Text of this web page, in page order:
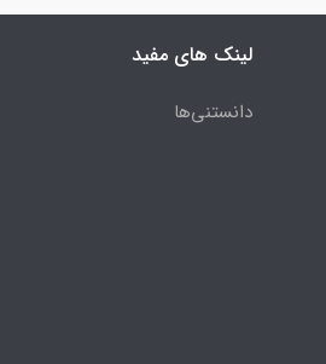
لینک های مفید
دانستنی‌ها